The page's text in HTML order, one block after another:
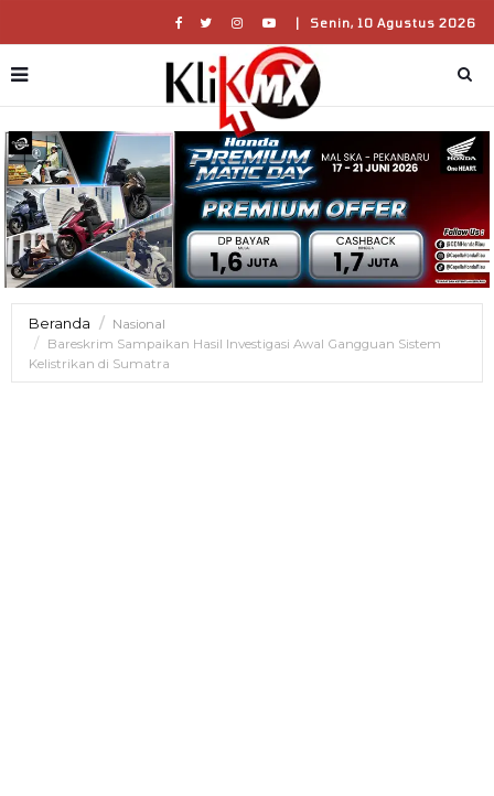
| Senin, 10 Agustus 2026
Beranda
Nasional
Bareskrim Sampaikan Hasil Investigasi Awal Gangguan Sistem
Kelistrikan di Sumatra